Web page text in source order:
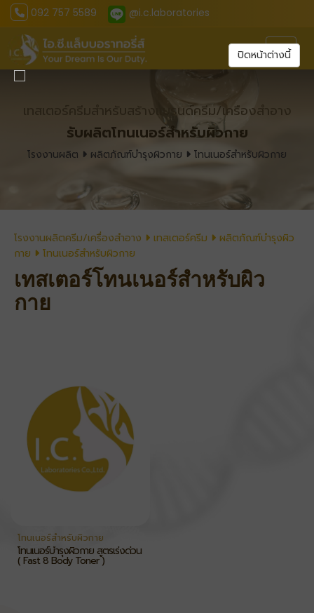
092 757 5589 @i.c.laboratories
เทสเตอร์ครีมสำหรับสร้างแบรนด์ครีม/เครืองสำอาง
รับผลิตโทนเนอร์สำหรับผิวกาย
โรงงานผลิต ผลิตภัณฑ์บำรุงผิวกาย โทนเนอร์สำหรับผิวกาย
โรงงานผลิตครีม/เครื่องสำอาง เทสเตอร์ครีม
ผลิตภัณฑ์บำรุงผิว
กาย
โทนเนอร์สำหรับผิวกาย
เทสเตอร์โทนเนอร์สำหรับผิว
กาย
โทนเนอร์สำหรับผิวกาย
โทนเนอร์บำรุงผิวกาย สูตรเร่งด่วน
( Fast 8 Body Toner )
ปิดหน้าต่างนี้